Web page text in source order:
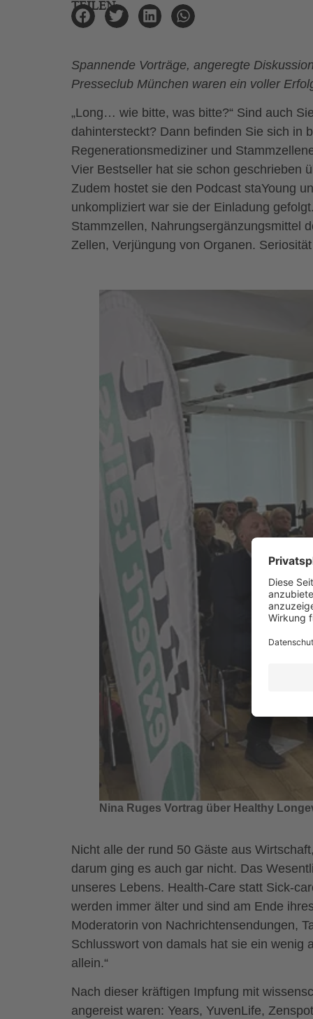
TEILEN
Spannende Vorträge, angeregte
Presseclub München waren ein voller
„Long… wie bitte, was bitte?“ Sind auch
dahintersteckt? Dann befinden Sie sich in
Regenerationsmediziner und
Vier Bestseller hat sie schon geschrieben
Zudem hostet sie den Podcast staYoung
unkompliziert war sie der Einladung
Stammzellen, Nahrungsergänzungsmittel
Zellen, Verjüngung von Organen.
Nina Ruges Vortrag über Healthy
Nicht alle der rund 50 Gäste aus
darum ging es auch gar nicht. Das
unseres Lebens. Health-Care statt Sick-
werden immer älter und sind am Ende
Moderatorin von Nachrichtensendungen,
Schlusswort von damals hat sie ein wenig
allein.“
Nach dieser kräftigen Impfung mit
angereist waren: Years, YuvenLife,